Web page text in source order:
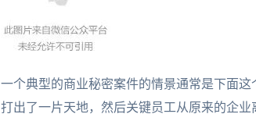
一个典型的商业秘密案件的情景通常是下面
打出了一片天地，然后关键员工从原来的企